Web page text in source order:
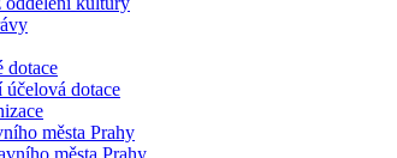
dotace
dotace
města Prahy
města Prahy